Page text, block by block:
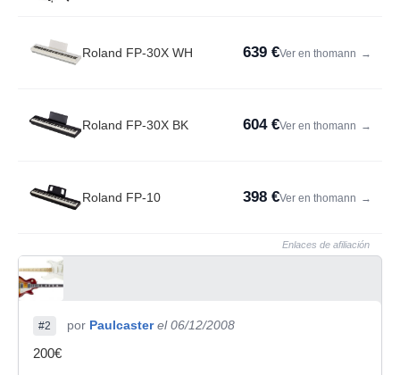
Roland FP-30X WH 639 €Ver en thomann →
Roland FP-30X BK 604 €Ver en thomann →
Roland FP-10 398 €Ver en thomann →
Enlaces de afiliación
#2 por Paulcaster el 06/12/2008
200€